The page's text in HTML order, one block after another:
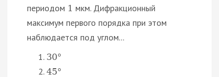
периодом 1 мкм. Дифракционный
максимум первого порядка при этом
наблюдается под углом...
30°
45°